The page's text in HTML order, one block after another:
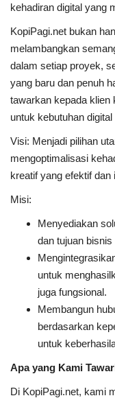
kehadiran digital yang
KopiPagi.net bukan
melambangkan
dalam setiap proyek,
yang baru dan penuh
tawarkan kepada klien
untuk kebutuhan
Visi: Menjadi pilihan
mengoptimalisasi
kreatif yang efektif dan
Misi:
Menyediakan
dan tujuan bisnis
untuk
juga fungsional.
Membangun
berdasarkan
untuk
Apa yang Kami
Di KopiPagi.net, kami